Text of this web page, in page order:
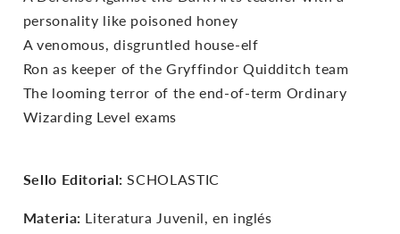
personality like poisoned honey
A venomous, disgruntled house-elf
Ron as keeper of the Gryffindor Quidditch team
The looming terror of the end-of-term Ordinary
Wizarding Level exams
Sello Editorial: SCHOLASTIC
Materia: Literatura Juvenil, en inglés